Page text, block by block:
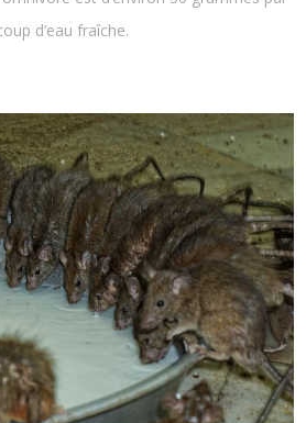
d’eau fraîche.